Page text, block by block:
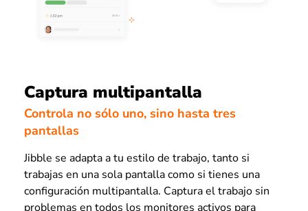
Captura multipantalla
Controla no sólo uno, sino hasta tres
pantallas
Jibble se adapta a tu estilo de trabajo, tanto si
trabajas en una sola pantalla como si tienes una
configuración multipantalla. Captura el trabajo sin
problemas en todos los monitores activos para